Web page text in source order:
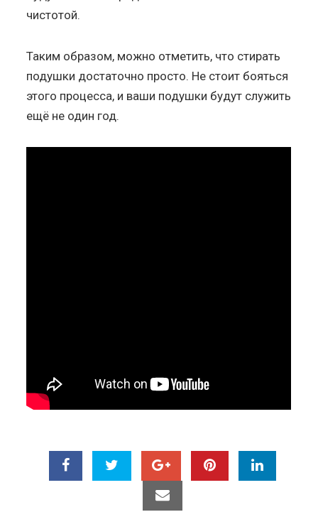
чистотой.
Таким образом, можно отметить, что стирать
подушки достаточно просто. Не стоит бояться
этого процесса, и ваши подушки будут служить
ещё не один год.